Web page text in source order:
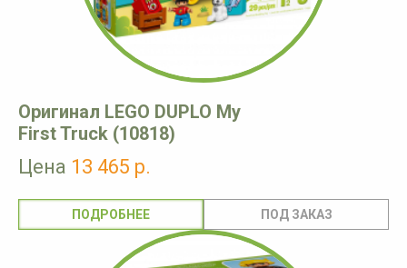
Оригинал LEGO DUPLO My
First Truck (10818)
Цена 13 465 р.
ПОДРОБНЕЕ